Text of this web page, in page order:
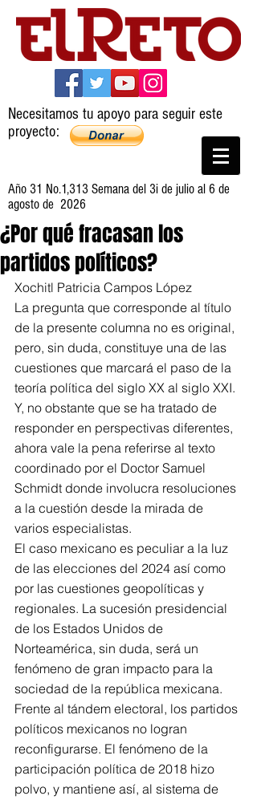
Necesitamos tu apoyo para seguir este
proyecto:
Año 31 No.1,313 Semana del 3i de julio al 6 de
agosto de 2026
¿Por qué fracasan los
partidos políticos?
Xochitl Patricia Campos López
La pregunta que corresponde al título
de la presente columna no es original,
pero, sin duda, constituye una de las
cuestiones que marcará el paso de la
teoría política del siglo XX al siglo XXI.
Y, no obstante que se ha tratado de
responder en perspectivas diferentes,
ahora vale la pena referirse al texto
coordinado por el Doctor Samuel
Schmidt donde involucra resoluciones
a la cuestión desde la mirada de
varios especialistas.
El caso mexicano es peculiar a la luz
de las elecciones del 2024 así como
por las cuestiones geopolíticas y
regionales. La sucesión presidencial
de los Estados Unidos de
Norteamérica, sin duda, será un
fenómeno de gran impacto para la
sociedad de la república mexicana.
Frente al tándem electoral, los partidos
políticos mexicanos no logran
reconfigurarse. El fenómeno de la
participación política de 2018 hizo
polvo, y mantiene así, al sistema de